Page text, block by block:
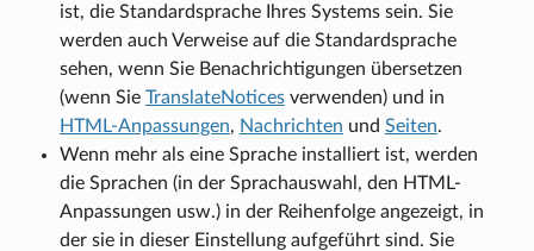
ist, die Standardsprache Ihres Systems sein. Sie
werden auch Verweise auf die Standardsprache
sehen, wenn Sie Benachrichtigungen übersetzen
(wenn Sie TranslateNoticesverwenden) und in
HTML-Anpassungen, Nachrichten und Seiten.
Wenn mehr als eine Sprache installiert ist, werden
die Sprachen (in der Sprachauswahl, den HTML-
Anpassungen usw.) in der Reihenfolge angezeigt, in
der sie in dieser Einstellung aufgeführt sind. Sie